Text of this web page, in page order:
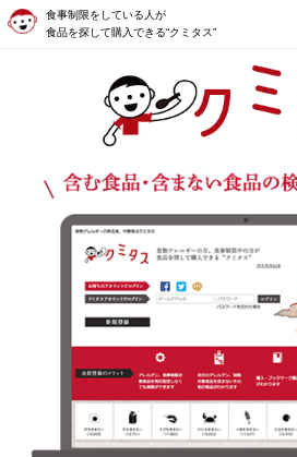
食事制限をしている人が
食品を探して購入できる“クミタス”